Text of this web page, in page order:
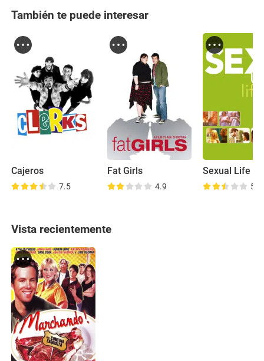
También te puede interesar
Cajeros
7.5
Fat Girls
4.9
Sexual Life
5.1
Vista recientemente